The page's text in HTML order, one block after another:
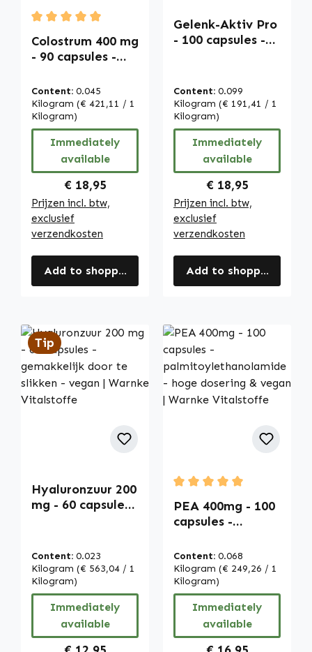
Average rating of 5 out of 5 stars
Colostrum 400 mg
- 90 capsules -
slikken -
aminozuren en
immunoglobuline
n | Warnke
Vitalstoffe
Content: 0.045
Kilogram (€ 421,11 / 1
Kilogram)
Immediately
available
Regular price:
€ 18,95
Prijzen incl. btw,
exclusief
verzendkosten
Add to shopping cart
Gelenk-Aktiv Pro
- 100 capsules -
hyaluronzuur en
meer | Warnke
Vitalstoffe
Content: 0.099
Kilogram (€ 191,41 / 1
Kilogram)
Immediately
available
Regular price:
€ 18,95
Prijzen incl. btw,
exclusief
verzendkosten
Add to shopping cart
Tip
Hyaluronzuur 200
mg - 60 capsules -
| Warnke
Vitalstoffe
Content: 0.023
Kilogram (€ 563,04 / 1
Kilogram)
Immediately
available
Average rating of 5 out
PEA 400mg - 100
capsules -
amide - hoge
dosering & vegan
| Warnke
Vitalstoffe
Content: 0.068
Kilogram (€ 249,26 / 1
Kilogram)
Immediately
available